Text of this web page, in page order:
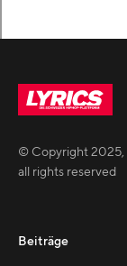
© Copyright2025,
all rights reserved
Beiträge